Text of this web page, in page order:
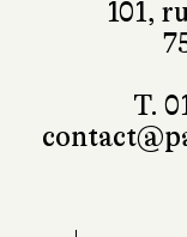
101,
T.